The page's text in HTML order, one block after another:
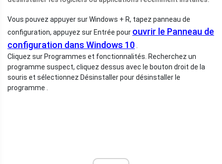
Vous pouvez appuyer sur Windows + R, tapez panneau de
configuration, appuyez sur Entrée pour ouvrir le Panneau de
configuration dans Windows 10.
Cliquez sur Programmes et fonctionnalités. Recherchez un
programme suspect, cliquez dessus avec le bouton droit de la
souris et sélectionnez Désinstaller pour désinstaller le
programme .